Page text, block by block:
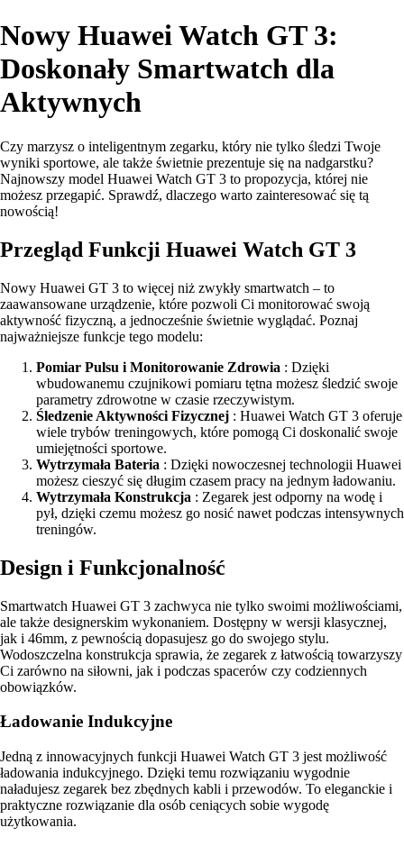
Nowy Huawei Watch GT 3:
Doskonały Smartwatch dla
Aktywnych
Czy marzysz o inteligentnym zegarku, który nie tylko śledzi Twoje
wyniki sportowe, ale także świetnie prezentuje się na nadgarstku?
Najnowszy model Huawei Watch GT 3 to propozycja, której nie
możesz przegapić. Sprawdź, dlaczego warto zainteresować się tą
nowością!
Przegląd Funkcji Huawei Watch GT 3
Nowy Huawei GT 3 to więcej niż zwykły smartwatch – to
zaawansowane urządzenie, które pozwoli Ci monitorować swoją
aktywność fizyczną, a jednocześnie świetnie wyglądać. Poznaj
najważniejsze funkcje tego modelu:
Pomiar Pulsu i Monitorowanie Zdrowia : Dzięki
wbudowanemu czujnikowi pomiaru tętna możesz śledzić swoje
parametry zdrowotne w czasie rzeczywistym.
Śledzenie Aktywności Fizycznej : Huawei Watch GT 3 oferuje
wiele trybów treningowych, które pomogą Ci doskonalić swoje
umiejętności sportowe.
Wytrzymała Bateria : Dzięki nowoczesnej technologii Huawei
możesz cieszyć się długim czasem pracy na jednym ładowaniu.
Wytrzymała Konstrukcja : Zegarek jest odporny na wodę i
pył, dzięki czemu możesz go nosić nawet podczas intensywnych
treningów.
Design i Funkcjonalność
Smartwatch Huawei GT 3 zachwyca nie tylko swoimi możliwościami,
ale także designerskim wykonaniem. Dostępny w wersji klasycznej,
jak i 46mm, z pewnością dopasujesz go do swojego stylu.
Wodoszczelna konstrukcja sprawia, że zegarek z łatwością towarzyszy
Ci zarówno na siłowni, jak i podczas spacerów czy codziennych
obowiązków.
Ładowanie Indukcyjne
Jedną z innowacyjnych funkcji Huawei Watch GT 3 jest możliwość
ładowania indukcyjnego. Dzięki temu rozwiązaniu wygodnie
naładujesz zegarek bez zbędnych kabli i przewodów. To eleganckie i
praktyczne rozwiązanie dla osób ceniących sobie wygodę
użytkowania.